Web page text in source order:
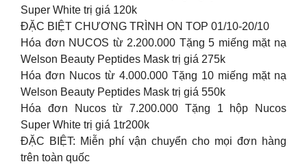
Super White trị giá 120k
ĐẶC BIỆT CHƯƠNG TRÌNH ON TOP 01/10-20/10
Hóa đơn NUCOS từ 2.200.000 Tặng 5 miếng mặt nạ
Welson Beauty Peptides Mask trị giá 275k
Hóa đơn Nucos từ 4.000.000 Tặng 10 miếng mặt nạ
Welson Beauty Peptides Mask trị giá 550k
Hóa đơn Nucos từ 7.200.000 Tặng 1 hộp Nucos
Super White trị giá 1tr200k
ĐẶC BIỆT: Miễn phí vận chuyển cho mọi đơn hàng
trên toàn quốc